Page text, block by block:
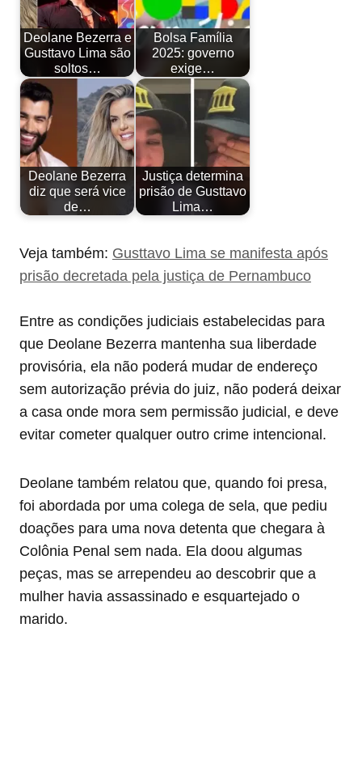
Deolane Bezerra e
Gusttavo Lima são
soltos…
Bolsa Família
2025: governo
exige…
Deolane Bezerra
diz que será vice
de…
Justiça determina
prisão de Gusttavo
Lima…
Veja também: Gusttavo Lima se manifesta após
prisão decretada pela justiça de Pernambuco
Entre as condições judiciais estabelecidas para
que Deolane Bezerra mantenha sua liberdade
provisória, ela não poderá mudar de endereço
sem autorização prévia do juiz, não poderá deixar
a casa onde mora sem permissão judicial, e deve
evitar cometer qualquer outro crime intencional.
Deolane também relatou que, quando foi presa,
foi abordada por uma colega de sela, que pediu
doações para uma nova detenta que chegara à
Colônia Penal sem nada. Ela doou algumas
peças, mas se arrependeu ao descobrir que a
mulher havia assassinado e esquartejado o
marido.